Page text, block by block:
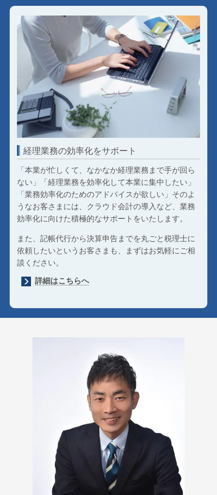
経理業務の効率化をサポート
「本業が忙しくて、なかなか経理業務まで手が回ら
ない」「経理業務を効率化して本業に集中したい」
「業務効率化のためのアドバイスが欲しい」そのよ
うなお客さまには、クラウド会計の導入など、業務
効率化に向けた積極的なサポートをいたします。
また、記帳代行から決算申告までを丸ごと税理士に
依頼したいというお客さまも、まずはお気軽にご相
談ください。
詳細はこちらへ